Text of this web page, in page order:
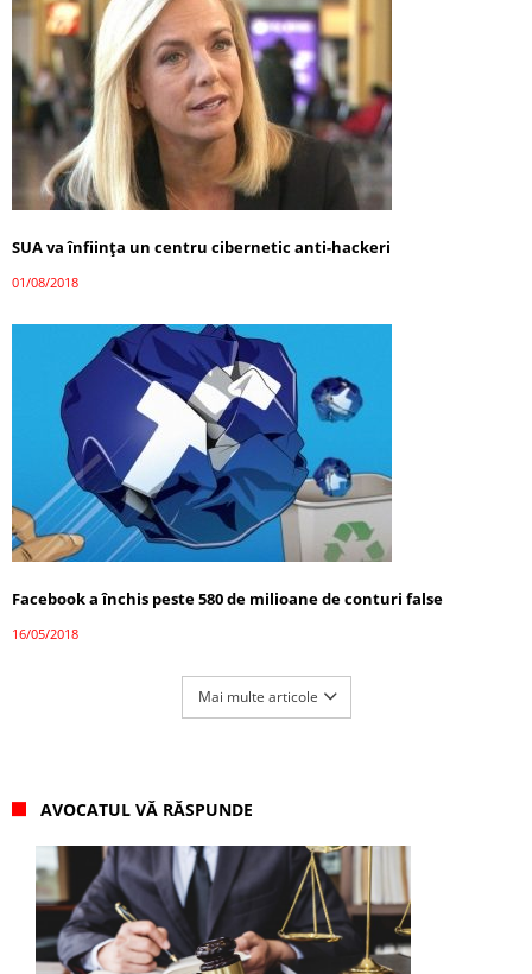
SUA va înființa un centru cibernetic anti-hackeri
01/08/2018
Facebook a închis peste 580 de milioane de conturi false
16/05/2018
Mai multe articole
AVOCATUL VĂ RĂSPUNDE